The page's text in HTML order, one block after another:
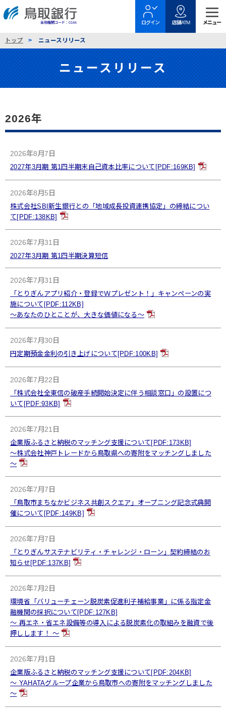
金融機関コード：0166
トップ ニュースリリース
ニュースリリース
2026年
2026年8月7日
2027年3月期 第1四半期末自己資本比率について[PDF:169KB]
2026年8月5日
株式会社SBI新生銀行との「地域成長投資連携協定」の締結につい
て[PDF:138KB]
2026年7月31日
2027年3月期 第1四半期決算短信
2026年7月31日
「とりぎんアプリ紹介・登録でＷプレゼント！」キャンペーンの実
施について[PDF:112KB]
～あなたのひとことが、大きな価値になる～
2026年7月30日
円定期預金金利の引き上げについて[PDF:100KB]
2026年7月22日
「株式会社全東信の破産手続開始決定に伴う相談窓口」の設置につ
いて[PDF:93KB]
2026年7月21日
企業版ふるさと納税のマッチング支援について[PDF:173KB]
～株式会社神戸トレードから鳥取県への寄附をマッチングしました
～
2026年7月7日
「鳥取市まちなかビジネス共創スクエア」オープニング記念式典開
催について[PDF:149KB]
2026年7月7日
「とりぎんサステナビリティ・チャレンジ・ローン」契約締結のお
知らせ[PDF:137KB]
2026年7月2日
環境省「バリューチェーン脱炭素促進利子補給事業」に係る指定金
融機関の採択について[PDF:127KB]
～ 再エネ・省エネ設備等の導入による脱炭素化の取組みを融資で後
押しします！ ～
2026年7月1日
企業版ふるさと納税のマッチング支援について[PDF:204KB]
～ YAHATAグループ企業から鳥取市への寄附をマッチングしました
～